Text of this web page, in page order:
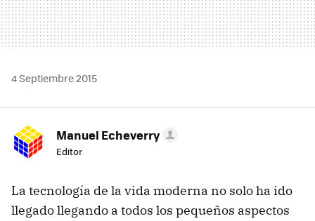
4 Septiembre 2015
Manuel Echeverry
Editor
La tecnología de la vida moderna no solo ha ido
llegado llegando a todos los pequeños aspectos